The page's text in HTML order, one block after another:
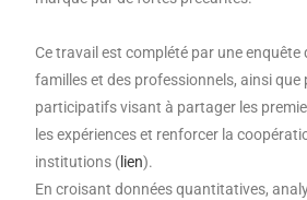
Ce travail est complété par une
familles et des professionnels, ainsi que
participatifs visant à partager les
les expériences et renforcer la
institutions ( lien).
En croisant données quantitatives,